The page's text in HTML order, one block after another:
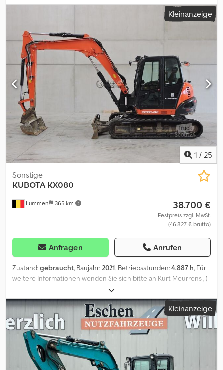
Hammer/Scherenhydraulik - Planierschaufel Dcedpfx Aaszr Idfo
Tok - Standard Tieflöffel = Weitere Informationen = Leergewicht:
Informationen zu erhalten.
Kleinanzeige
1 / 25
Lummen 365 km
Sonstige
KUBOTA KX080
38.700 €
Festpreis zzgl. MwSt.
(46.827 € brutto)
Anfragen Anrufen
Zustand:gebraucht, Baujahr:2021, Betriebsstunden:4.887 h, Für
weitere Informationen wenden Sie sich bitte an Kurt Meurrens , )
Kleinanzeige